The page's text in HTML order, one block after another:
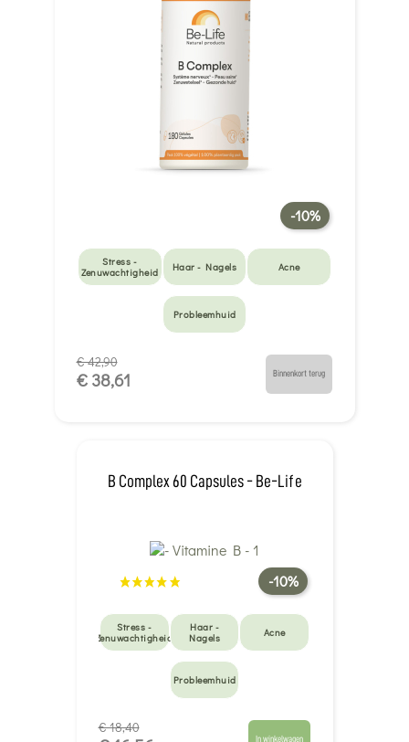
-10%
Stress -
Zenuwachtigheid
Haar - Nagels Acne
Probleemhuid
€ 42,90
€ 38,61 Binnenkort terug
B Complex 60 Capsules - Be-Life
-10%
Stress -
Zenuwachtigheid
Haar -
Nagels
Acne
Probleemhuid
€ 18,40
In winkelwagen